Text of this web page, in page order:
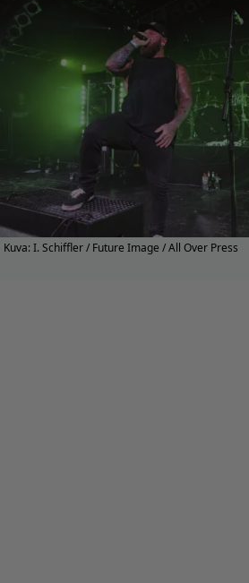
Kuva: I. Schiffler / Future Image / All Over Press